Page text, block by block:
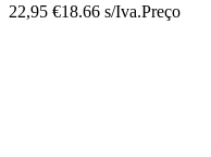
22,95 €18.66 s/Iva.Preço